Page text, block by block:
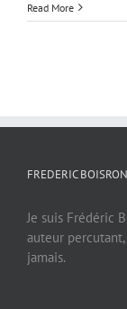
Read More
FREDERIC
Je suis Frédéric
auteur
jamais.